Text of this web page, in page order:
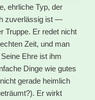
ehrliche Typ, der
zuverlässig ist —
Truppe. Er redet nicht
Zeit, und man
Ehre ist ihm
Dinge wie gutes
gerade heimlich
Er wirkt